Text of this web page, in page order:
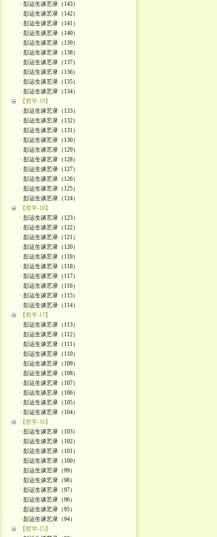
· 彭运生谈艺录（143）
· 彭运生谈艺录（142）
· 彭运生谈艺录（141）
· 彭运生谈艺录（140）
· 彭运生谈艺录（139）
· 彭运生谈艺录（138）
· 彭运生谈艺录（137）
· 彭运生谈艺录（136）
· 彭运生谈艺录（135）
· 彭运生谈艺录（134）
【哲学-19】
· 彭运生谈艺录（133）
· 彭运生谈艺录（132）
· 彭运生谈艺录（131）
· 彭运生谈艺录（130）
· 彭运生谈艺录（129）
· 彭运生谈艺录（128）
· 彭运生谈艺录（127）
· 彭运生谈艺录（126）
· 彭运生谈艺录（125）
· 彭运生谈艺录（124）
【哲学-18】
· 彭运生谈艺录（123）
· 彭运生谈艺录（122）
· 彭运生谈艺录（121）
· 彭运生谈艺录（120）
· 彭运生谈艺录（119）
· 彭运生谈艺录（118）
· 彭运生谈艺录（117）
· 彭运生谈艺录（116）
· 彭运生谈艺录（115）
· 彭运生谈艺录（114）
【哲学-17】
· 彭运生谈艺录（113）
· 彭运生谈艺录（112）
· 彭运生谈艺录（111）
· 彭运生谈艺录（110）
· 彭运生谈艺录（109）
· 彭运生谈艺录（108）
· 彭运生谈艺录（107）
· 彭运生谈艺录（106）
· 彭运生谈艺录（105）
· 彭运生谈艺录（104）
【哲学-16】
· 彭运生谈艺录（103）
· 彭运生谈艺录（102）
· 彭运生谈艺录（101）
· 彭运生谈艺录（100）
· 彭运生谈艺录（99）
· 彭运生谈艺录（98）
· 彭运生谈艺录（97）
· 彭运生谈艺录（96）
· 彭运生谈艺录（95）
· 彭运生谈艺录（94）
【哲学-15】